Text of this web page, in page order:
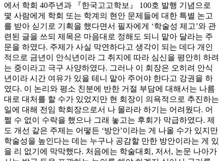
에서 학회 40주년과 『한국고고학보』 100호 발행 기념으로
몇 사람에게 학회 또는 학계의 현안 문제들에 대한 특별 논고
를 받아 싣기로 기획을 했다면서 필자에게 ‘학술성 제고’와 관
련된 글을 쓰되 제목은 마음대로 정해도 되니 맡아 달라는 주
문을 하였다. 주제가 사실 막연하다고 생각이 되는 데다 개인
적으로 금년이 안식년이라 그 취지에 따라 심신을 평안히 하려
는 중이라고 극구 사양하였다. 그러나 이 회장은 오히려 안식
년이라 시간 여유가 있을 테니 맡아 주어야 한다고 강권을 하
였다. 이 논리와 평소 친분에 반한 거절 부담에 대해서는 나름
대로 대처를 할 수가 있었지만 현 회장이 의욕적으로 추진하는
일에 대해 전임 학회장으로서 나 몰라라 하기는 어려웠다. 어
쩔 수 없이 수락을 했으나 그래 놓고는 후회가 막급하였다. 제
도 개선 같은 주제는 어떻든 ‘방안’이라는 게 나올 수가 있지만
학술성을 높인다는 데는 누구나 공감할 만한 방안이라는 게 있
을 리 없기에 막막했다. 처음에는 학술대회, 저서, 논문 나아가